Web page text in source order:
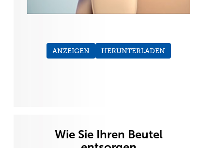
ANZEIGEN HERUNTERLADEN
Wie Sie Ihren Beutel